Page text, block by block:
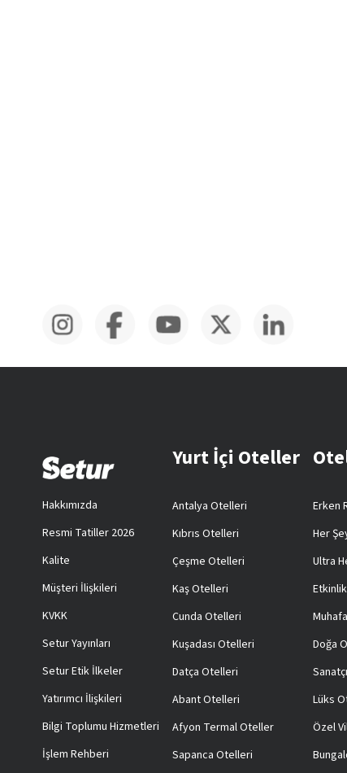
Hakkımızda
Resmi Tatiller 2026
Kalite
Müşteri İlişkileri
KVKK
Setur Yayınları
Setur Etik İlkeler
Yatırımcı İlişkileri
Bilgi Toplumu Hizmetleri
İşlem Rehberi
Yurt İçi Oteller
Antalya Otelleri
Kıbrıs Otelleri
Çeşme Otelleri
Kaş Otelleri
Cunda Otelleri
Kuşadası Otelleri
Datça Otelleri
Abant Otelleri
Afyon Termal Oteller
Sapanca Otelleri
Erken
Her
Ultra
Doğa
Lüks
Özel